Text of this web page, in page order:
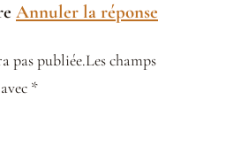
Annuler la réponse
pas publiée.Les champs
*